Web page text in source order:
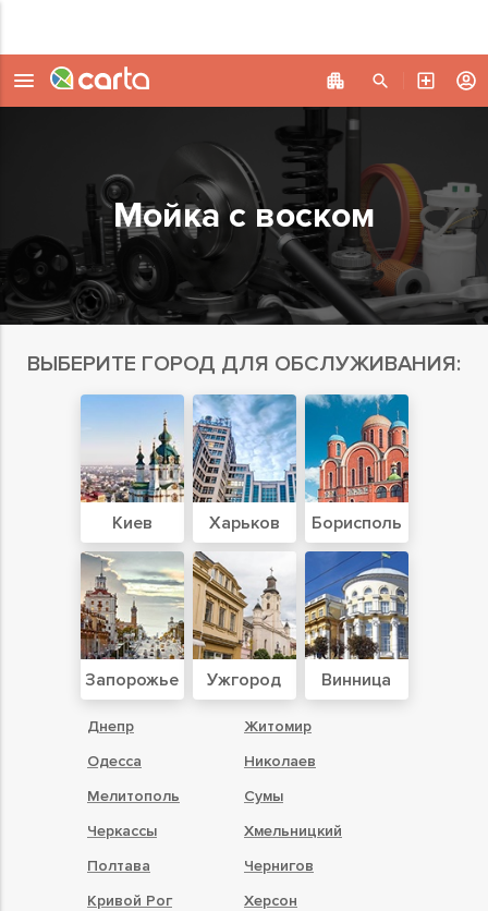
Мойка с воском
ВЫБЕРИТЕ ГОРОД ДЛЯ ОБСЛУЖИВАНИЯ:
Киев Харьков Борисполь
Запорожье Ужгород Винница
Днепр
Житомир
Одесса
Николаев
Мелитополь
Сумы
Черкассы
Хмельницкий
Полтава
Чернигов
Кривой Рог
Херсон